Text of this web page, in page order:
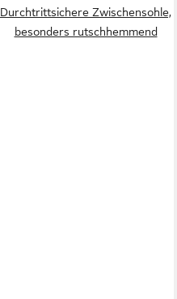
Durchtrittsichere Zwischensohle,
besonders rutschhemmend